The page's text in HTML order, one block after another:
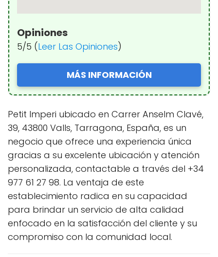
Opiniones
5/5 (Leer Las Opiniones)
MÁS INFORMACIÓN
Petit Imperi ubicado en Carrer Anselm Clavé,
39, 43800 Valls, Tarragona, España, es un
negocio que ofrece una experiencia única
gracias a su excelente ubicación y atención
personalizada, contactable a través del +34
977 61 27 98. La ventaja de este
establecimiento radica en su capacidad
para brindar un servicio de alta calidad
enfocado en la satisfacción del cliente y su
compromiso con la comunidad local.